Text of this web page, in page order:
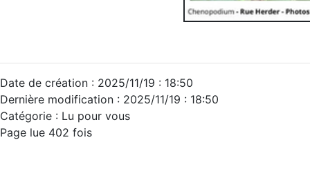
Date de création : 2025/11/19 : 18:50
Dernière modification : 2025/11/19 : 18:50
Catégorie : Lu pour vous
Page lue 402 fois